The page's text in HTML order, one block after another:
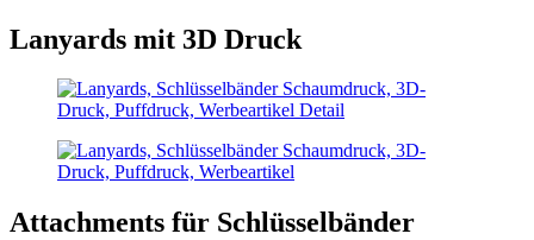
Lanyards mit 3D Druck
Attachments für Schlüsselbänder